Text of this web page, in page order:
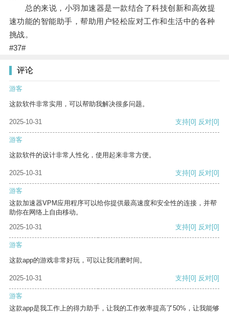
总的来说，小羽加速器是一款结合了科技创新和高效提
速功能的智能助手，帮助用户轻松应对工作和生活中的各种
挑战。
#37#
评论
游客
这款软件非常实用，可以帮助我解决很多问题。
2025-10-31 支持[0] 反对[0]
游客
这款软件的设计非常人性化，使用起来非常方便。
2025-10-31 支持[0] 反对[0]
游客
这款加速器VPM应用程序可以给你提供最高速度和安全性的连接，并帮
助你在网络上自由移动。
2025-10-31
支持[0] 反对[0]
游客
这款app的游戏非常好玩，可以让我消磨时间。
2025-10-31 支持[0] 反对[0]
游客
这款app是我工作上的得力助手，让我的工作效率提高了50%，让我能够